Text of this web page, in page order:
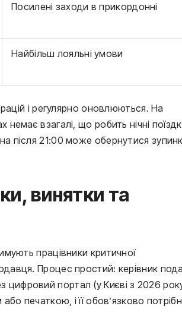
Посилені заходи в прикордонні
Найбільш лояльні умови
і регулярно оновлюються. На
взагалі, що робить нічні
після 21:00 може обернутися
винятки та
працівники критичної
Процес простий: керівник
портал (у Києві з 2026
печаткою, і її обов’язково